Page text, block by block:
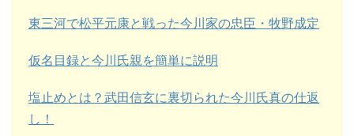
東三河で松平元康と戦った今川家の忠臣・牧野成定
仮名目録と今川氏親を簡単に説明
塩止めとは？武田信玄に裏切られた今川氏真の仕返
し！